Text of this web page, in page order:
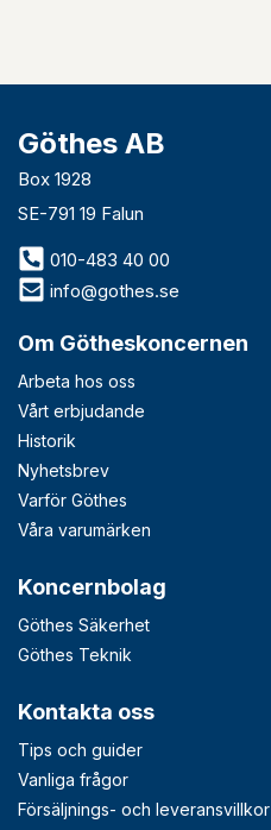
Göthes AB
Box 1928
SE-791 19 Falun
010-483 40 00
info@gothes.se
Om Götheskoncernen
Arbeta hos oss
Vårt erbjudande
Historik
Nyhetsbrev
Varför Göthes
Våra varumärken
Koncernbolag
Göthes Säkerhet
Göthes Teknik
Kontakta oss
Tips och guider
Vanliga frågor
Försäljnings- och leveransvillkor